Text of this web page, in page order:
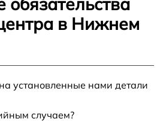
в Нижнем
установленные нами детали
случаем?